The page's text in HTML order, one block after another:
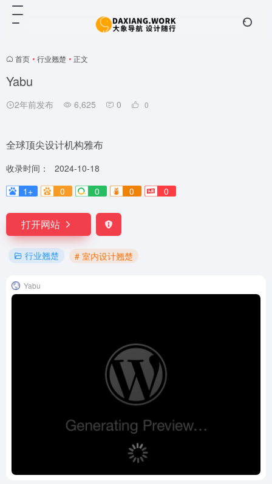
首页 • 行业翘楚 • 正文
Yabu
2年前发布 6,625 0 0
全球顶尖设计机构雅布
收录时间：
2024-10-18
1+
0 0 0 0
打开网站
行业翘楚 # 室内设计翘楚
Yabu